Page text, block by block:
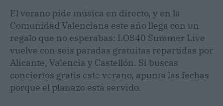
El verano pide música en directo, y en la
Comunidad Valenciana este año llega con un
regalo que no esperabas: LOS40 Summer Live
vuelve con seis paradas gratuitas repartidas por
Alicante, Valencia y Castellón. Si buscas
conciertos gratis este verano, apunta las fechas
porque el planazo está servido.